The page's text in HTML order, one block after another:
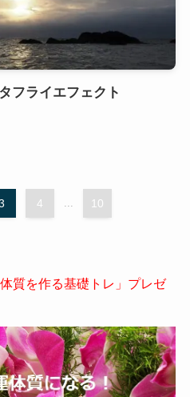
フライエフェクト
4 10
質を作る基礎トレ」プレゼ